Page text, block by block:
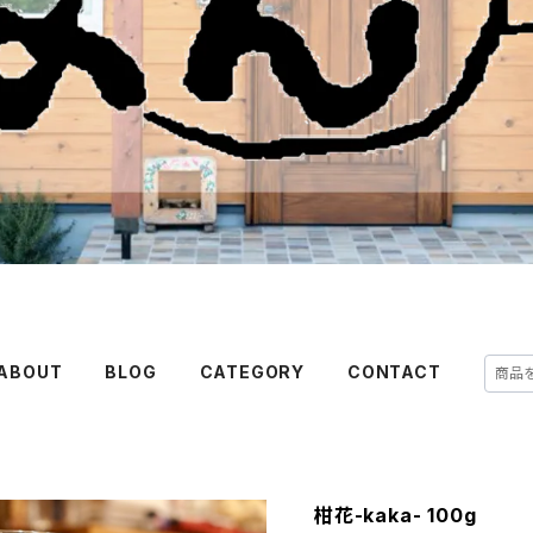
BLOG CATEGORY CONTACT
柑花-kaka- 100g